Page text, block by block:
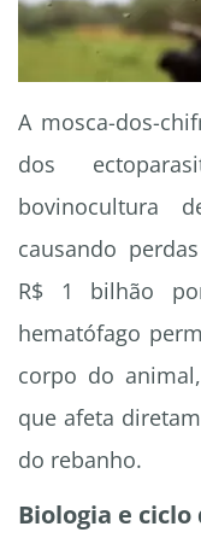
A mosca-dos-
dos
bovinocultura
causando
R$ 1 bilhão
hematófago
corpo do
que afeta
do rebanho.
Biologia e